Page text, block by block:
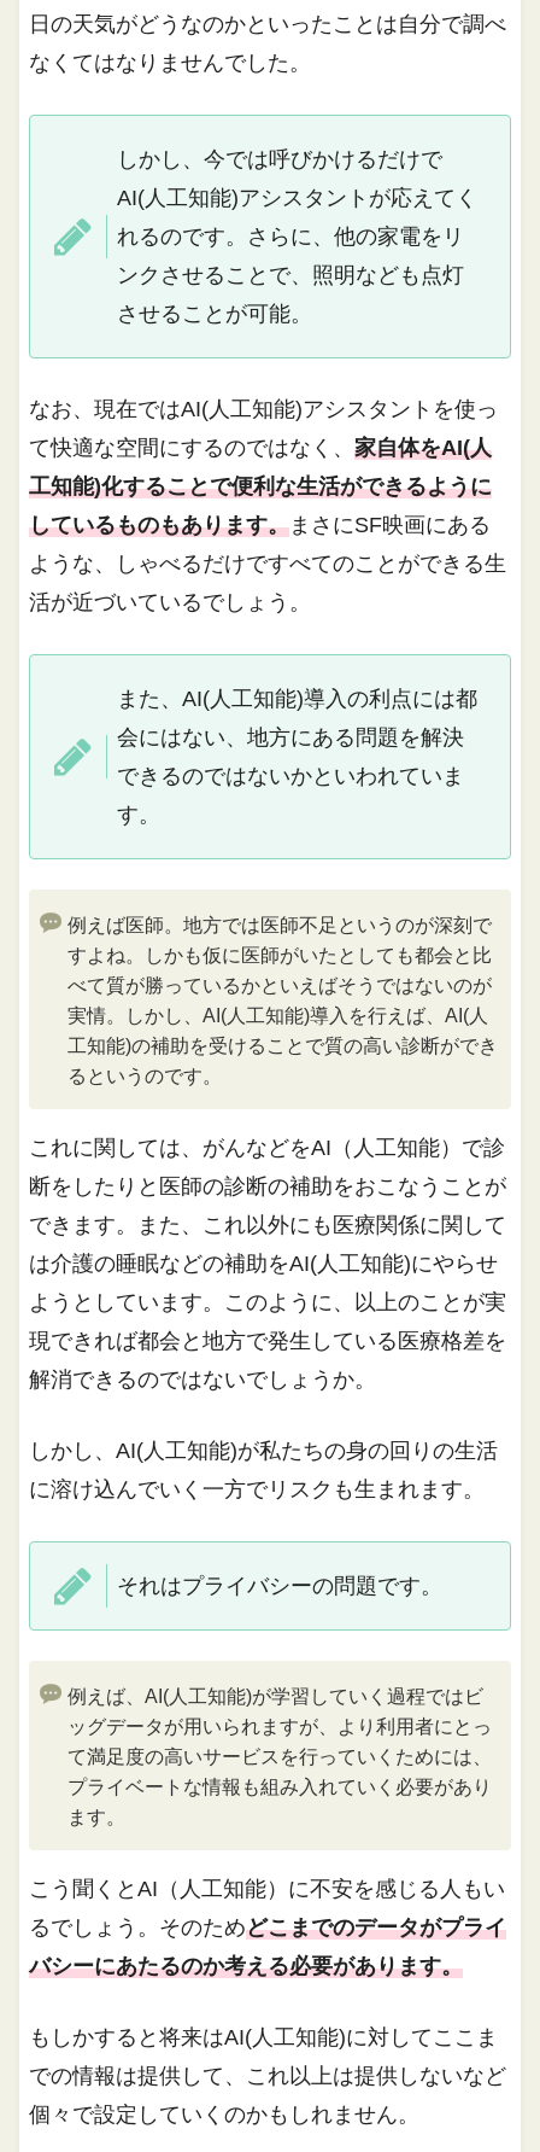
日の天気がどうなのかといったことは自分で調べ
なくてはなりませんでした。
しかし、今では呼びかけるだけで
AI(人工知能)アシスタントが応えてく
れるのです。さらに、他の家電をリ
ンクさせることで、照明なども点灯
させることが可能。
なお、現在ではAI(人工知能)アシスタントを使っ
て快適な空間にするのではなく、家自体をAI(人
工知能)化することで便利な生活ができるように
しているものもあります。 まさにSF映画にある
ような、しゃべるだけですべてのことができる生
活が近づいているでしょう。
また、AI(人工知能)導入の利点には都
会にはない、地方にある問題を解決
できるのではないかといわれていま
す。
例えば医師。地方では医師不足というのが深刻で
すよね。しかも仮に医師がいたとしても都会と比
べて質が勝っているかといえばそうではないのが
実情。しかし、AI(人工知能)導入を行えば、AI(人
工知能)の補助を受けることで質の高い診断ができ
るというのです。
これに関しては、がんなどをAI（人工知能）で診
断をしたりと医師の診断の補助をおこなうことが
できます。また、これ以外にも医療関係に関して
は介護の睡眠などの補助をAI(人工知能)にやらせ
ようとしています。このように、以上のことが実
現できれば都会と地方で発生している医療格差を
解消できるのではないでしょうか。
しかし、AI(人工知能)が私たちの身の回りの生活
に溶け込んでいく一方でリスクも生まれます。
それはプライバシーの問題です。
例えば、AI(人工知能)が学習していく過程ではビ
ッグデータが用いられますが、より利用者にとっ
て満足度の高いサービスを行っていくためには、
プライベートな情報も組み入れていく必要があり
ます。
こう聞くとAI（人工知能）に不安を感じる人もい
るでしょう。そのためどこまでのデータがプライ
バシーにあたるのか考える必要があります。
もしかすると将来はAI(人工知能)に対してここま
での情報は提供して、これ以上は提供しないなど
個々で設定していくのかもしれません。